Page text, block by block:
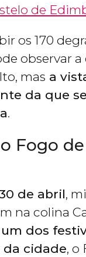
de
os 170
observar
mas a
da que
.
Fogo de
de abril,
na colina
um dos
cidade, o